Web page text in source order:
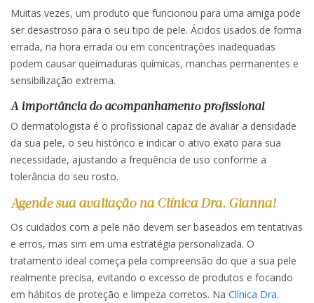
Muitas vezes, um produto que funcionou para uma amiga pode
ser desastroso para o seu tipo de pele. Ácidos usados de forma
errada, na hora errada ou em concentrações inadequadas
podem causar queimaduras químicas, manchas permanentes e
sensibilização extrema.
A importância do acompanhamento profissional
O dermatologista é o profissional capaz de avaliar a densidade
da sua pele, o seu histórico e indicar o ativo exato para sua
necessidade, ajustando a frequência de uso conforme a
tolerância do seu rosto.
Agende sua avaliação na Clínica Dra. Gianna!
Os cuidados com a pele não devem ser baseados em tentativas
e erros, mas sim em uma estratégia personalizada. O
tratamento ideal começa pela compreensão do que a sua pele
realmente precisa, evitando o excesso de produtos e focando
em hábitos de proteção e limpeza corretos. Na Clínica Dra.